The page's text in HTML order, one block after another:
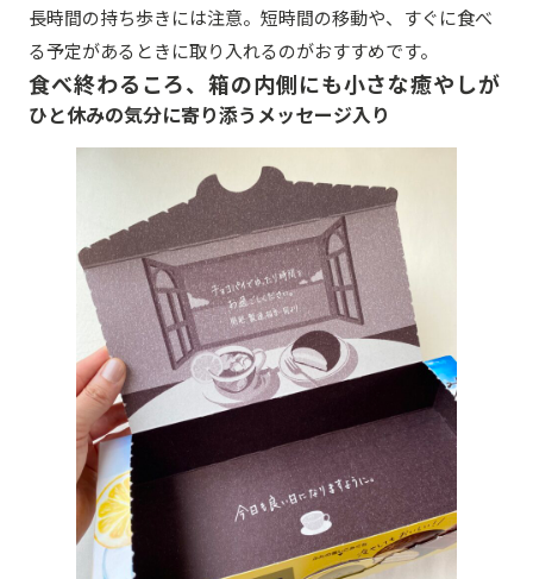
長時間の持ち歩きには注意。短時間の移動や、すぐに食べ
る予定があるときに取り入れるのがおすすめです。
食べ終わるころ、箱の内側にも小さな癒やしが
ひと休みの気分に寄り添うメッセージ入り